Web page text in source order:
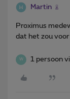
Martin
Proximus
dat het zou
W 1 persoon